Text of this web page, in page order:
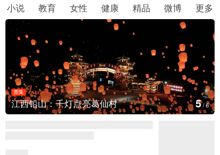
小说
教育 女性 健康 精品 微博 更多
亮葛仙村
图集
上海：七彩稻田
6/6